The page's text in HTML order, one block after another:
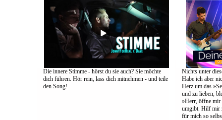
Die innere Stimme - hörst du sie auch? Sie möchte
dich führen. Hör rein, lass dich mitnehmen - und teile
den Song!
Nichts unter
Habe ich aber
Herz um das
und zu lieben,
»Herr, öffne mir
umgibt. Hilf mir
für mich so